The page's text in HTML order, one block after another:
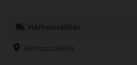
Házhozszállítás
Házhozszállítás